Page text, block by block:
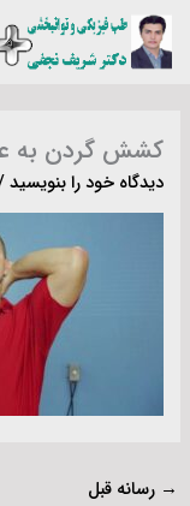
پرش
کشش گردن به
دیدگاه‌ خود را بنویسید
→ رسانه قبل